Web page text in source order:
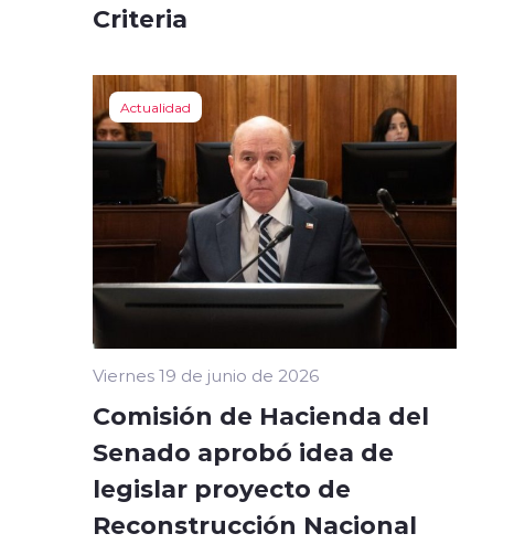
Criteria
Actualidad
Viernes 19 de junio de 2026
Comisión de Hacienda del
Senado aprobó idea de
legislar proyecto de
Reconstrucción Nacional